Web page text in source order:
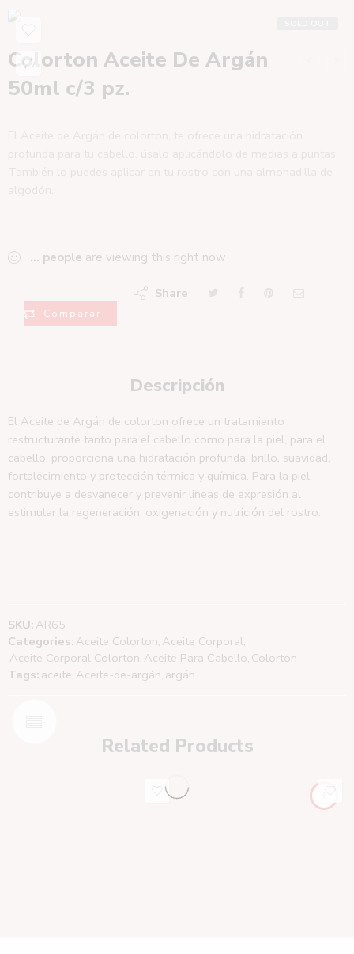
Colorton Aceite De Argán
50ml c/3 pz.
... people are viewing this right now
Comparar
Share
Descripción
El Aceite de Argán de colorton ofrece un tratamiento
restructurante tanto para el cabello como para la piel, para el
cabello, proporciona una hidratación profunda, brillo, suavidad,
fortalecimiento y protección térmica y química. Para la piel,
contribuye a desvanecer y prevenir lineas de expresión al
estimular la regeneración, oxigenación y nutrición del rostro.
SKU: AR65
Categories: Aceite Colorton, Aceite Corporal,
Aceite Corporal Colorton, Aceite Para Cabello, Colorton
Tags: aceite, Aceite-de-argán, argán
Related Products